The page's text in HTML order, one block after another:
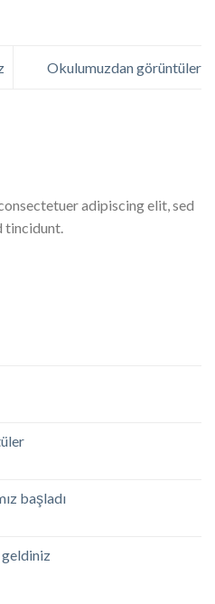
Okulumuzdan görüntüler
adipiscing elit, sed
tincidunt.
başladı